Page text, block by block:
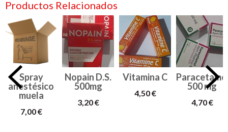
Productos Relacionados
Spray
anestésico
muela
7,00 €
Nopain D.S.
500mg
3,20 €
Vitamina C
4,50 €
500 mg
4,70 €